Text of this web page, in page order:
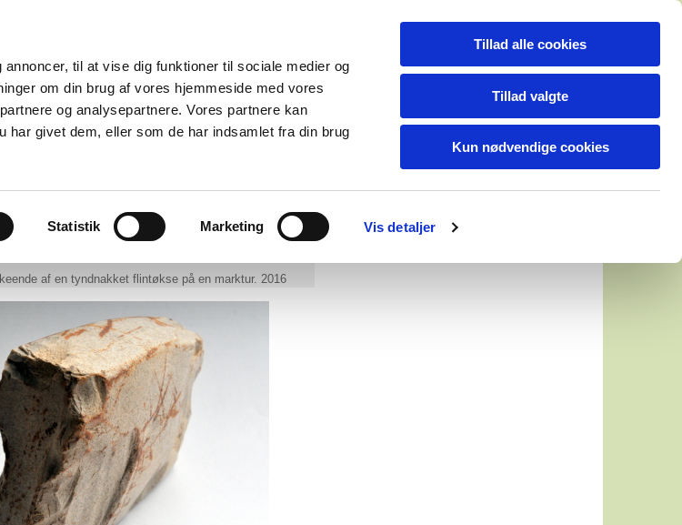
til at vise dig funktioner til sociale medier og
om din brug af vores hjemmeside med vores
og analysepartnere. Vores partnere kan
har givet dem, eller som de har indsamlet fra din brug
Statistik Marketing Vis detaljer
Tillad alle cookies
Tillad valgte
Kun nødvendige cookies
for fremtiden
af en tyndnakket flintøkse på en marktur. 2016